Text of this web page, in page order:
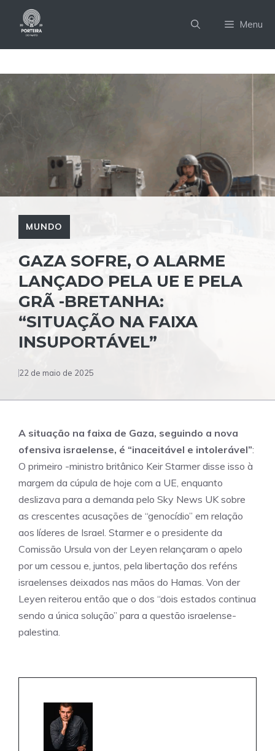
Menu
MUNDO
GAZA SOFRE, O ALARME
LANÇADO PELA UE E PELA
GRÃ -BRETANHA:
“SITUAÇÃO NA FAIXA
INSUPORTÁVEL”
22 de maio de 2025
A situação na faixa de Gaza, seguindo a nova
ofensiva israelense, é “inaceitável e intolerável”:
O primeiro -ministro britânico Keir Starmer disse isso à
margem da cúpula de hoje com a UE, enquanto
deslizava para a demanda pelo Sky News UK sobre
as crescentes acusações de “genocídio” em relação
aos líderes de Israel. Starmer e o presidente da
Comissão Ursula von der Leyen relançaram o apelo
por um cessou e, juntos, pela libertação dos reféns
israelenses deixados nas mãos do Hamas. Von der
Leyen reiterou então que o dos “dois estados continua
sendo a única solução” para a questão israelense-
palestina.